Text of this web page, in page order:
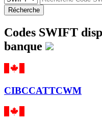
Récherche
Codes SWIFT
banque
CIBCCATTCWM